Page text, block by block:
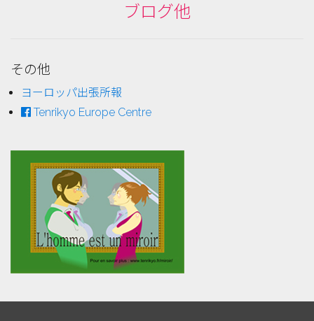
ブログ他
その他
ヨーロッパ出張所報
Tenrikyo Europe Centre